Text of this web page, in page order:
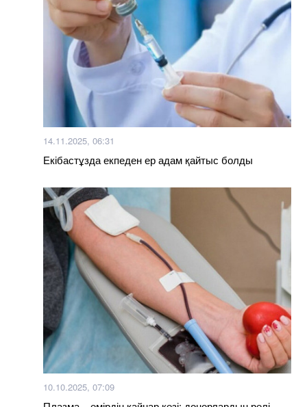
14.11.2025, 06:31
Екібастұзда екпеден ер адам қайтыс болды
10.10.2025, 07:09